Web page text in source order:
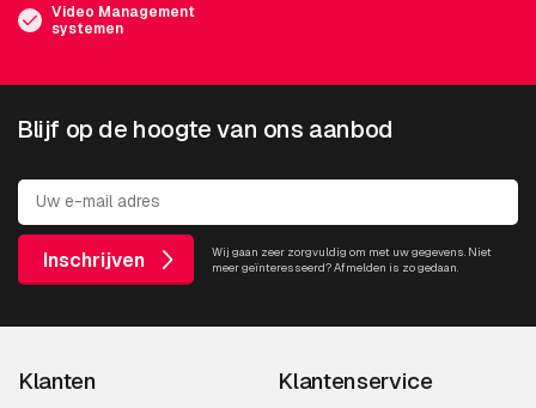
Video Management
systemen
Blijf op de hoogte van ons aanbod
Inschrijven
Wij gaan zeer zorgvuldig om met uw gegevens. Niet
meer geïnteresseerd? Afmelden is zo gedaan.
Klanten Klantenservice